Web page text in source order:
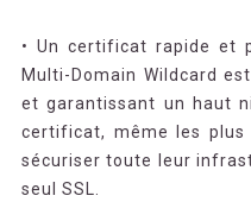
• Un certificat rapide et
Multi-Domain Wildcard
et garantissant un haut
certificat, même les plus
sécuriser toute leur
seul SSL.